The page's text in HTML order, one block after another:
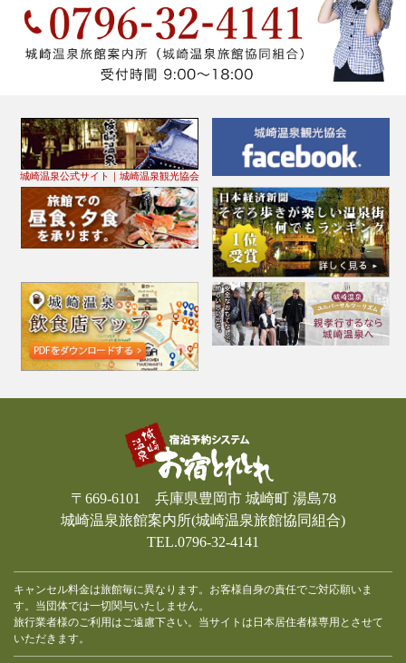
城崎温泉公式サイト｜城崎温泉観光協会
〒669-6101 兵庫県豊岡市 城崎町 湯島78
城崎温泉旅館案内所(城崎温泉旅館協同組合)
TEL.0796-32-4141
キャンセル料金は旅館毎に異なります。お客様自身の責任でご対応願いま
す。当団体では一切関与いたしません。
旅行業者様のご利用はご遠慮下さい。当サイトは日本居住者様専用とさせて
いただきます。